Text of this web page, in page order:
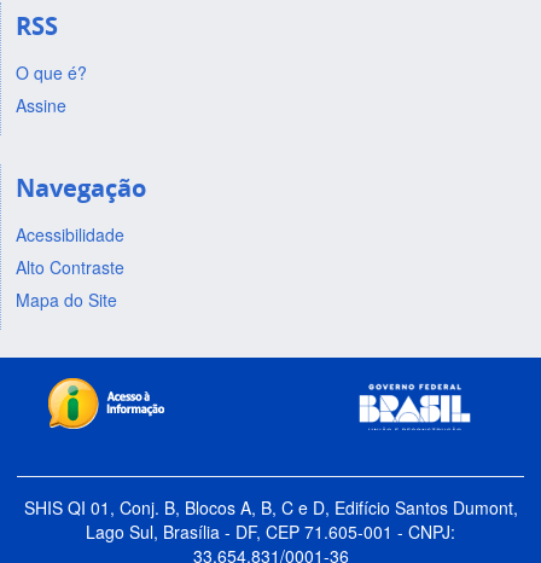
RSS
O que é?
Assine
Navegação
Acessibilidade
Alto Contraste
Mapa do Site
SHIS QI 01, Conj. B, Blocos A, B, C e D, Edifício Santos Dumont,
Lago Sul, Brasília - DF, CEP 71.605-001 - CNPJ:
33.654.831/0001-36